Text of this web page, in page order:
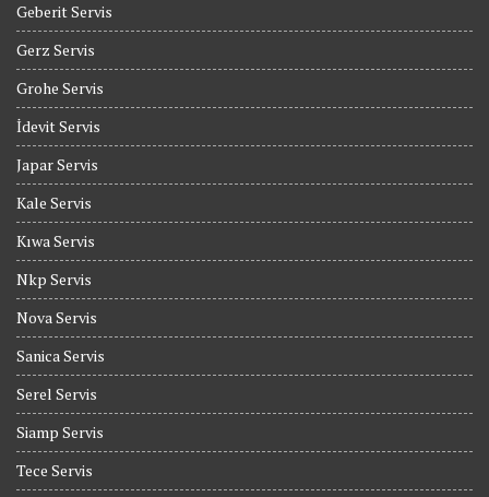
Geberit Servis
Gerz Servis
Grohe Servis
İdevit Servis
Japar Servis
Kale Servis
Kıwa Servis
Nkp Servis
Nova Servis
Sanica Servis
Serel Servis
Siamp Servis
Tece Servis